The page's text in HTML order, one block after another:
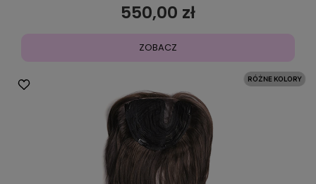
550,00 zł
ZOBACZ